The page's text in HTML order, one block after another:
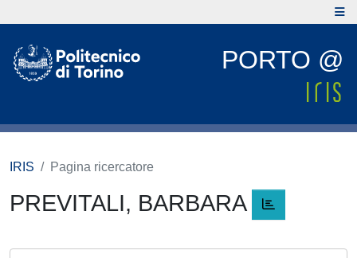
PORTO @
IRIS Pagina ricercatore
PREVITALI, BARBARA